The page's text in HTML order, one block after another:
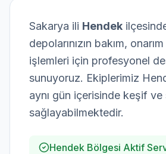
Sakarya ili Hendek
depolarınızın bakım,
işlemleri için profesyonel
sunuyoruz. Ekiplerimiz
aynı gün içerisinde keşif
sağlayabilmektedir.
Hendek Bölgesi Aktif